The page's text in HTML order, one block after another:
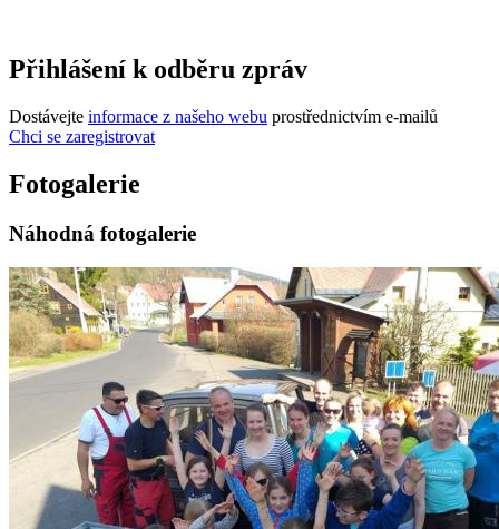
Přihlášení k odběru zpráv
Dostávejte informace z našeho webu prostřednictvím e-mailů
Chci se zaregistrovat
Fotogalerie
Náhodná fotogalerie